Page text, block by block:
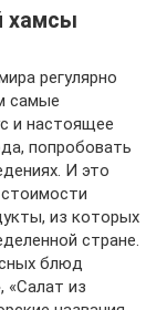
хамсы
регулярно
самые
и настоящее
попробовать
И это
из которых
стране.
блюд
«Салат из